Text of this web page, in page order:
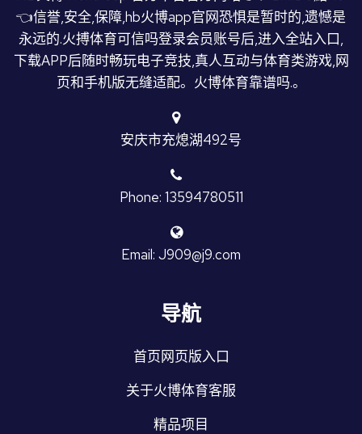
👈信誉,安全,保障,hb火博app官网恐惧是暂时的,遗憾是
永远的.火搏体育可信吗登录会员账号后,进入全站入口,
下载APP后随时畅玩电子竞技,真人互动与体育类游戏,网
页和手机版无缝适配。火博体育靠谱吗.。
安庆市充熄湖492号
Phone: 13594780511
Email: J909@j9.com
导航
首页网页版入口
关于火博体育客服
精品项目